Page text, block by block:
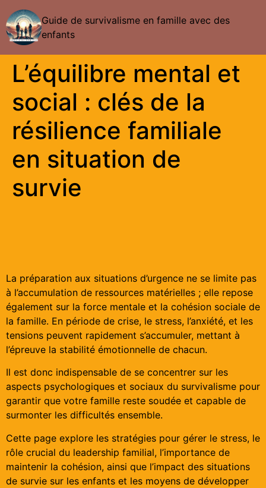
Guide de survivalisme en famille avec des
enfants
L’équilibre mental et
social : clés de la
résilience familiale
en situation de
survie
La préparation aux situations d’urgence ne se limite pas
à l’accumulation de ressources matérielles ; elle repose
également sur la force mentale et la cohésion sociale de
la famille. En période de crise, le stress, l’anxiété, et les
tensions peuvent rapidement s’accumuler, mettant à
l’épreuve la stabilité émotionnelle de chacun.
Il est donc indispensable de se concentrer sur les
aspects psychologiques et sociaux du survivalisme pour
garantir que votre famille reste soudée et capable de
surmonter les difficultés ensemble.
Cette page explore les stratégies pour gérer le stress, le
rôle crucial du leadership familial, l’importance de
maintenir la cohésion, ainsi que l’impact des situations
de survie sur les enfants et les moyens de développer